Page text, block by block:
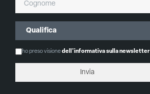
ho preso visionedell'informativa sulla newsletter